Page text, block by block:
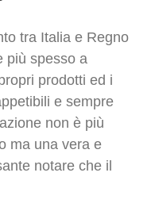
tra Italia e Regno
più spesso a
prodotti ed i
e sempre
non è più
ma una vera e
notare che il